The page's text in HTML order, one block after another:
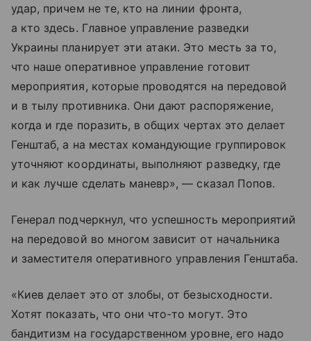
удар, причем не те, кто на линии фронта,
а кто здесь. Главное управление разведки
Украины планирует эти атаки. Это месть за то,
что наше оперативное управление готовит
мероприятия, которые проводятся на передовой
и в тылу противника. Они дают распоряжение,
когда и где поразить, в общих чертах это делает
Генштаб, а на местах командующие группировок
уточняют координаты, выполняют разведку, где
и как лучше сделать маневр», — сказал Попов.
Генерал подчеркнул, что успешность мероприятий
на передовой во многом зависит от начальника
и заместителя оперативного управления Генштаба.
«Киев делает это от злобы, от безысходности.
Хотят показать, что они что-то могут. Это
бандитизм на государственном уровне, его надо